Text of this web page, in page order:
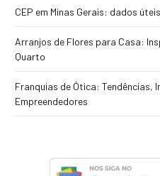
CEP em Minas Gerais: dados
Arranjos de Flores para Casa:
Quarto
Franquias de Ótica: Tendências,
Empreendedores